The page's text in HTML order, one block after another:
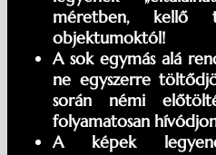
méretben, kellő
objektumoktól!
A sok egymás alá
ne egyszerre
során némi
folyamatosan
A képek